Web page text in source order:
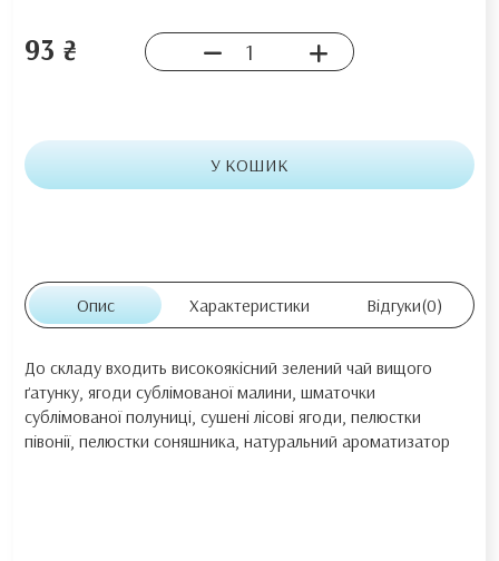
93 ₴
У КОШИК
Опис Характеристики Відгуки(0)
До складу входить високоякісний зелений чай вищого
ґатунку, ягоди сублімованої малини, шматочки
сублімованої полуниці, сушені лісові ягоди, пелюстки
півонії, пелюстки соняшника, натуральний ароматизатор